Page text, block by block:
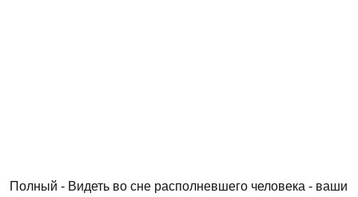
Полный - Видеть во сне располневшего человека - ваши